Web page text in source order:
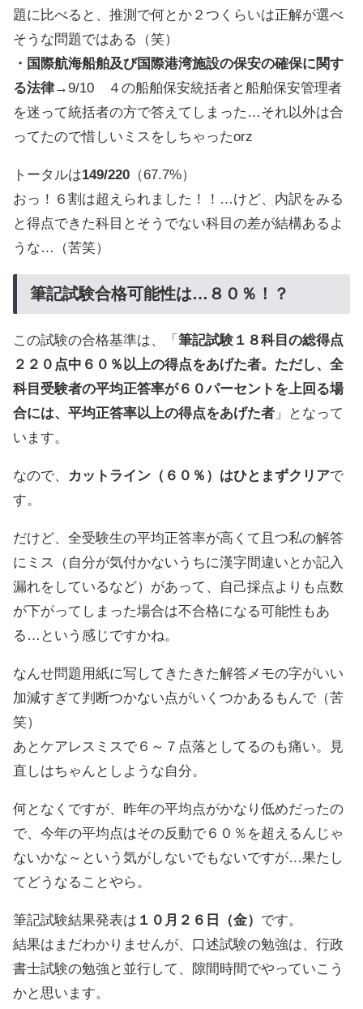
題に比べると、推測で何とか２つくらいは正解が選べ
そうな問題ではある（笑）
・国際航海船舶及び国際港湾施設の保安の確保に関す
る法律→9/10 ４の船舶保安統括者と船舶保安管理者
を迷って統括者の方で答えてしまった…それ以外は合
ってたので惜しいミスをしちゃったorz
トータルは149/220 （67.7%）
おっ！６割は超えられました！！…けど、内訳をみる
と得点できた科目とそうでない科目の差が結構あるよ
うな…（苦笑）
筆記試験合格可能性は…８０％！？
この試験の合格基準は、「 筆記試験１８科目の総得点
２２０点中６０％以上の得点をあげた者。ただし、全
科目受験者の平均正答率が６０パーセントを上回る場
合には、平均正答率以上の得点をあげた者 」となって
います。
なので、 カットライン（６０％）はひとまずクリアで
す。
だけど、全受験生の平均正答率が高くて且つ私の解答
にミス（自分が気付かないうちに漢字間違いとか記入
漏れをしているなど）があって、自己採点よりも点数
が下がってしまった場合は不合格になる可能性もあ
る…という感じですかね。
なんせ問題用紙に写してきたきた解答メモの字がいい
加減すぎて判断つかない点がいくつかあるもんで（苦
笑）
あとケアレスミスで６～７点落としてるのも痛い。見
直しはちゃんとしような自分。
何となくですが、昨年の平均点がかなり低めだったの
で、今年の平均点はその反動で６０％を超えるんじゃ
ないかな～という気がしないでもないですが…果たし
てどうなることやら。
筆記試験結果発表は １０月２６日（金） です。
結果はまだわかりませんが、口述試験の勉強は、行政
書士試験の勉強と並行して、隙間時間でやっていこう
かと思います。